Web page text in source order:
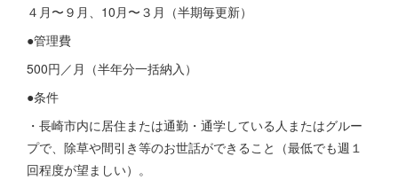
４月〜９月、10月〜３月（半期毎更新）
●管理費
500円／月（半年分一括納入）
●条件
・長崎市内に居住または通勤・通学している人またはグルー
プで、除草や間引き等のお世話ができること（最低でも週１
回程度が望ましい）。